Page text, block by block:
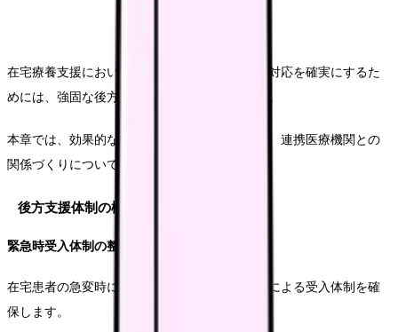
在宅療養支援において、緊急時や症状悪化時の対応を確実にするた
めには、強固な後方支援体制が必要不可欠です。
本章では、効果的な後方支援機能の構築方法と、連携医療機関との
関係づくりについて詳しく解説します。
後方支援体制の構築
緊急時受入体制の整備
在宅患者の急変時に備え、地域の病院との連携による受入体制を確
保します。